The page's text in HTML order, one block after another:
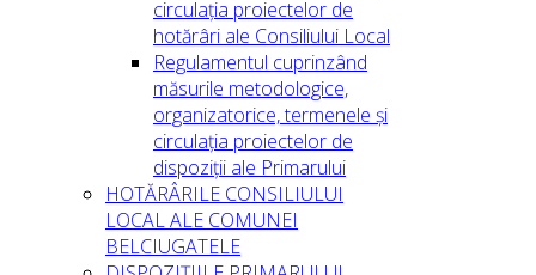
circulația proiectelor de
hotărâri ale Consiliului Local
Regulamentul cuprinzând
măsurile metodologice,
organizatorice, termenele și
circulația proiectelor de
dispoziții ale Primarului
HOTĂRÂRILE CONSILIULUI
LOCAL ALE COMUNEI
BELCIUGATELE